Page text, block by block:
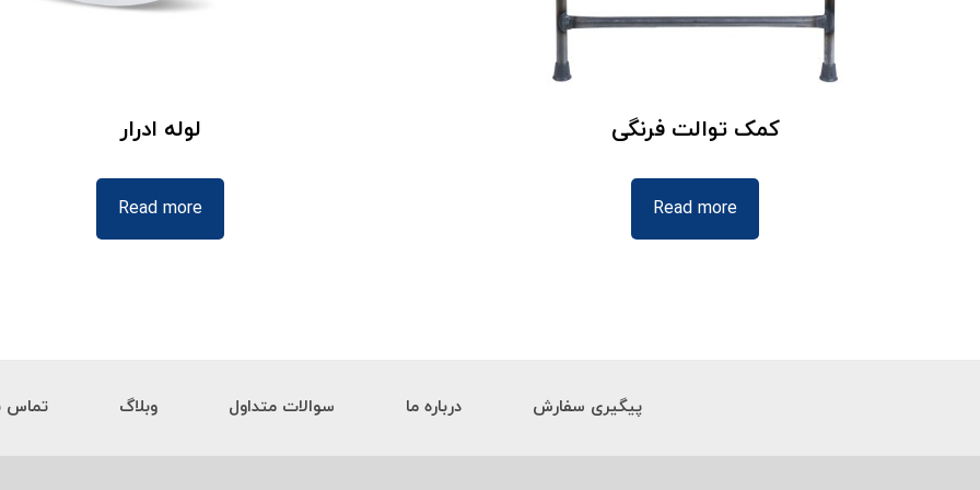
کمک توالت فرنگی
Read more
لوله ادرار
Read more
پیگیری سفارش درباره ما سوالات متداول وبلاگ تماس